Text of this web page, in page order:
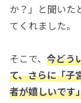
か？」と聞いた
てくれました。
そこで、 今どう
て、さらに「子
者が嬉しいです